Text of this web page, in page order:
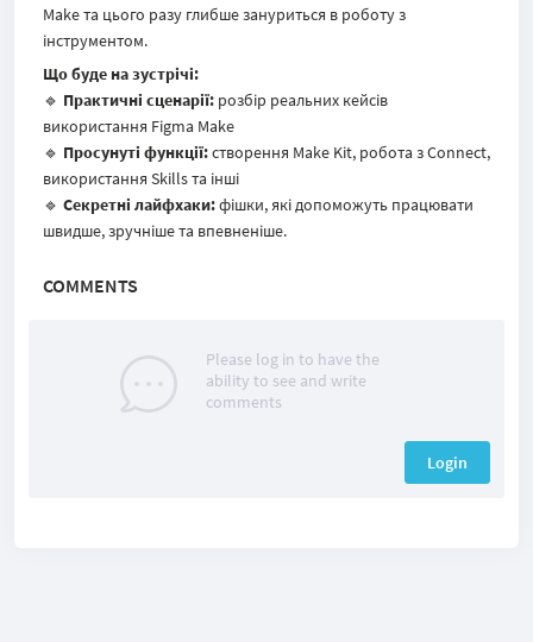
Make та цього разу глибше зануриться в роботу з
інструментом.
Що буде на зустрічі:
🔹 Практичні сценарії: розбір реальних кейсів
використання Figma Make
🔹 Просунуті функції:створення Make Kit, робота з Connect,
використання Skills та інші
🔹 Секретні лайфхаки:фішки, які допоможуть працювати
швидше, зручніше та впевненіше.​
COMMENTS
Please log in to have the
ability to see and write
comments
Login